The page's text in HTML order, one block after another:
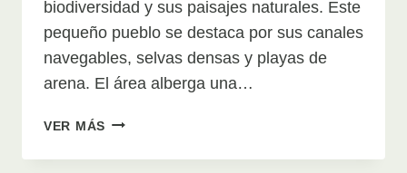
biodiversidad y sus paisajes naturales. Este
pequeño pueblo se destaca por sus canales
navegables, selvas densas y playas de
arena. El área alberga una…
VER MÁS EXPLORANDO
MARAVILLAS